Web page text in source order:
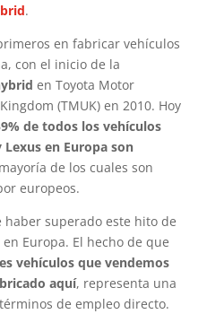
.
en fabricar vehículos
con el inicio de la
en Toyota Motor
(TMUK) en 2010. Hoy
de todos los vehículos
en Europa son
de los cuales son
europeos.
haber superado este hito de
Europa. El hecho de que
vehículos que vendemos
aquí, representa una
de empleo directo.